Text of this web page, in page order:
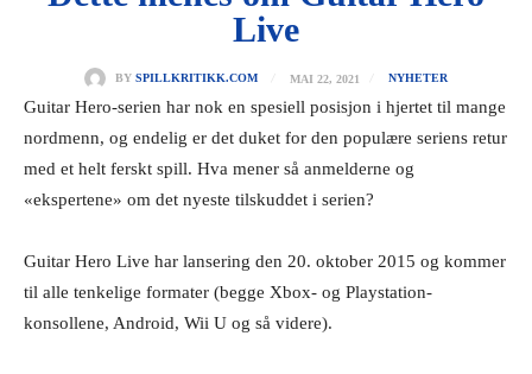
Live
BY SPILLKRITIKK.COM MAI 22, 2021 NYHETER
Guitar Hero-serien har nok en spesiell posisjon i hjertet til mange
nordmenn, og endelig er det duket for den populære seriens retur
med et helt ferskt spill. Hva mener så anmelderne og
«ekspertene» om det nyeste tilskuddet i serien?
Guitar Hero Live har lansering den 20. oktober 2015 og kommer
til alle tenkelige formater (begge Xbox- og Playstation-
konsollene, Android, Wii U og så videre).